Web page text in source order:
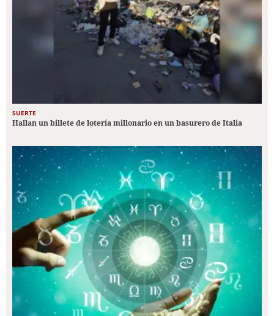
SUERTE
Hallan un billete de lotería millonario en un basurero de Italia